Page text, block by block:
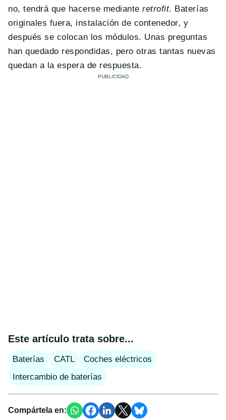
no, tendrá que hacerse medianteretrofit. Baterías
originales fuera, instalación de contenedor, y
después se colocan los módulos. Unas preguntas
han quedado respondidas, pero otras tantas nuevas
quedan a la espera de respuesta.
Este artículo trata sobre...
Baterías CATL
Coches eléctricos
Intercambio de baterías
Compártela en: